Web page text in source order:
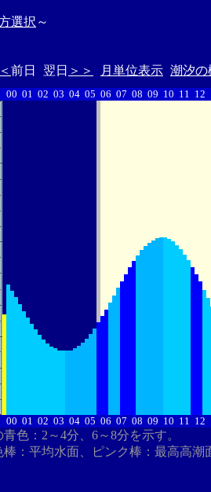
選択 ～
前日 翌日 ＞＞ 月単位表示 潮汐の
00 01 02 03 04 05 06 07 08 09 10 11 12
00 01 02 03 04 05 06 07 08 09 10 11 12
色：2～4分、6～8分を示す。
棒：平均水面、ピンク棒：最高高潮